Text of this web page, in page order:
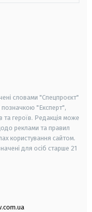
словами "Спецпроєкт"
позначкою "Експерт",
та героїв. Редакція може
реклами та правил
користування сайтом.
для осіб старше 21